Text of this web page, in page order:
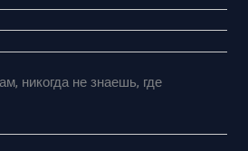
никогда не знаешь, где